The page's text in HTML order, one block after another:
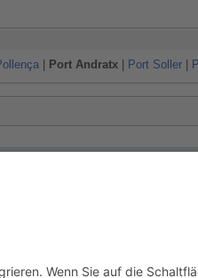
Port Andratx Port Soller